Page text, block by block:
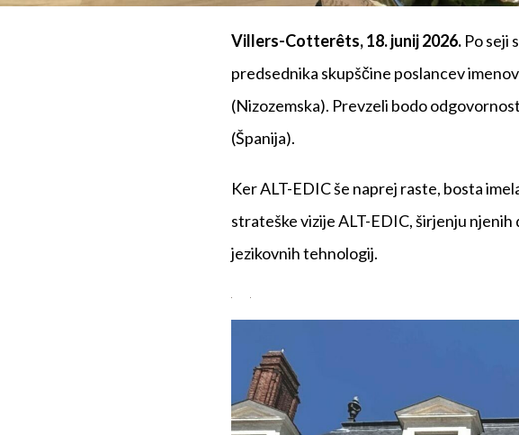
Villers-Cotterêts, 18. junij 2026. Po seji
predsednika skupščine poslancev
(Nizozemska). Prevzeli bodo
(Španija).
Ker ALT-EDIC še naprej raste, bosta
strateške vizije ALT-EDIC, širjenju
jezikovnih tehnologij.